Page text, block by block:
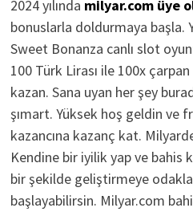
2024 yılında milyar.com üye
bonuslarla doldurmaya başla.
Sweet Bonanza canlı slot
100 Türk Lirası ile 100x
kazan. Sana uyan her şey
şımart. Yüksek hoş geldin ve
kazancına kazanç kat.
Kendine bir iyilik yap ve bahis
bir şekilde geliştirmeye
başlayabilirsin. Milyar.com